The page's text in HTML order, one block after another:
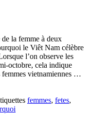
la femme à deux
le Viêt Nam célèbre
l’on observe les
octobre, cela indique
femmes vietnamiennes …
femmes, fetes,